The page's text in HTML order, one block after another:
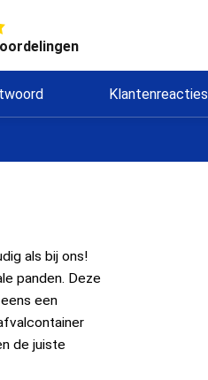
Klantenreacties
als bij ons!
panden. Deze
een
de juiste